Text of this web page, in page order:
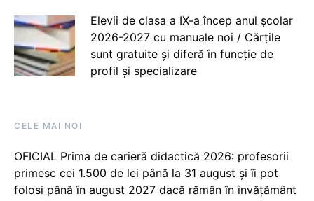
Elevii de clasa a IX-a încep anul școlar
2026-2027 cu manuale noi / Cărțile
sunt gratuite și diferă în funcție de
profil și specializare
CELE MAI NOI
OFICIAL Prima de carieră didactică 2026: profesorii
primesc cei 1.500 de lei până la 31 august și îi pot
folosi până în august 2027 dacă rămân în învățământ